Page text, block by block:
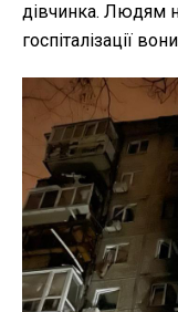
дівчинка. Людям
госпіталізації